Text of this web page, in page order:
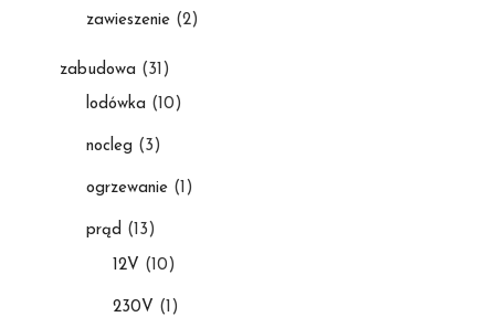
zawieszenie (2)
zabudowa (31)
lodówka (10)
nocleg (3)
ogrzewanie (1)
prąd (13)
12V (10)
230V (1)